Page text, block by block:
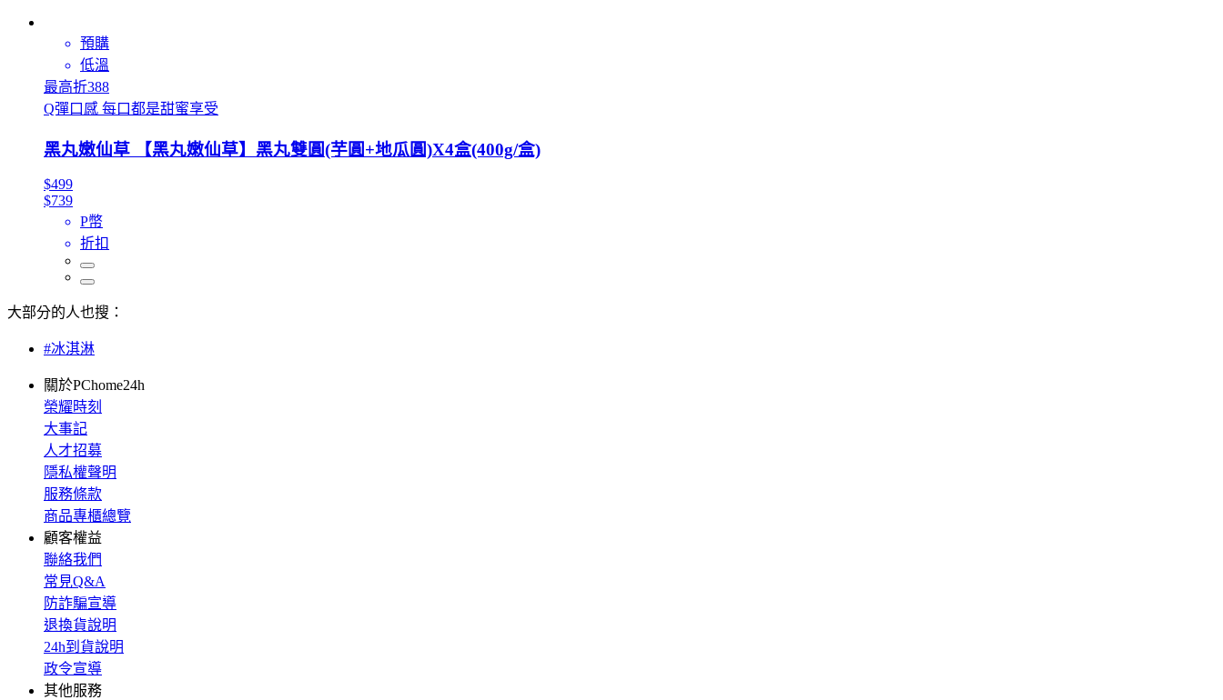
預購
低溫
最高折388
Q彈口感 每口都是甜蜜享受
黑丸嫩仙草 【黑丸嫩仙草】黑丸雙圓(芋圓+地瓜圓)X4盒(400g/盒)
$499
$739
P幣
折扣
大部分的人也搜：
#冰淇淋
關於PChome24h
榮耀時刻
大事記
人才招募
隱私權聲明
服務條款
商品專櫃總覽
顧客權益
聯絡我們
常見Q&A
防詐騙宣導
退換貨說明
24h到貨說明
政令宣導
其他服務